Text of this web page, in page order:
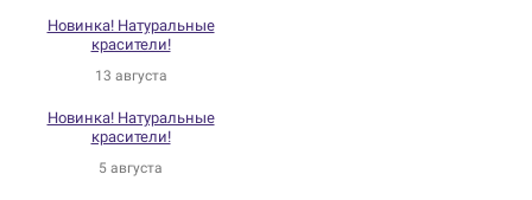
Новинка! Натуральные
красители!
13 августа
Новинка! Натуральные
красители!
5 августа